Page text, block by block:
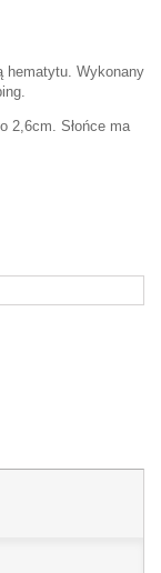
hematytu. Wykonany
2,6cm. Słońce ma